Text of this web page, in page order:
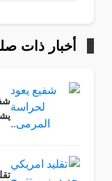
أخبار ذات